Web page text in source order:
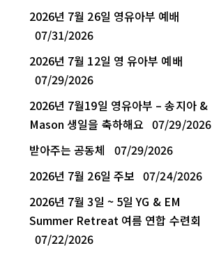
2026년 7월 26일 영유아부 예배
07/31/2026
2026년 7월 12일 영 유아부 예배
07/29/2026
2026년 7월19일 영유아부 – 송지아 &
Mason 생일을 축하해요 07/29/2026
받아주는 공동체
07/29/2026
2026년 7월 26일 주보 07/24/2026
2026년 7월 3일 ~ 5일 YG & EM
Summer Retreat 여름 연합 수련회
07/22/2026